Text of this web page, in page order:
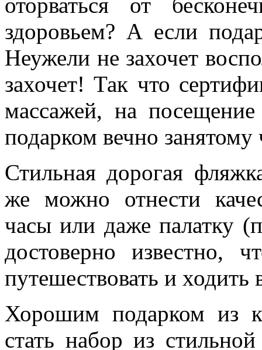
здоровьем? А если
Неужели не захочет
захочет! Так что
массажей, на
подарком вечно занятому
Стильная дорогая
же можно отнести
часы или даже палатку
достоверно известно,
путешествовать и ходить
Хорошим подарком из
стать набор из